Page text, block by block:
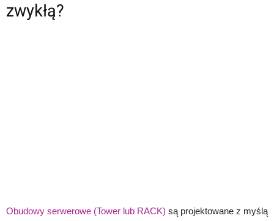
zwykłą?
Obudowy serwerowe (Tower lub RACK) są projektowane z myślą